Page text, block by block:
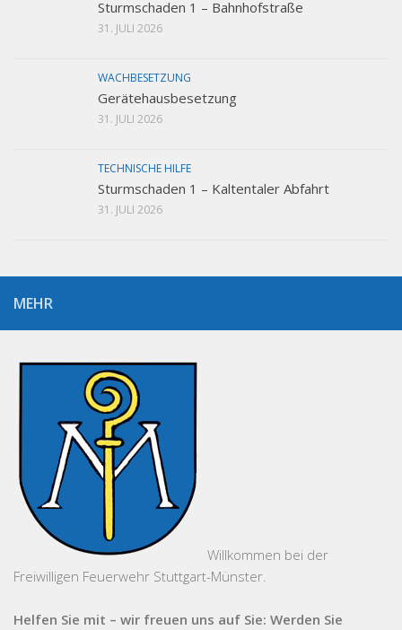
Sturmschaden 1 – Bahnhofstraße
31. JULI 2026
WACHBESETZUNG
Gerätehausbesetzung
31. JULI 2026
TECHNISCHE HILFE
Sturmschaden 1 – Kaltentaler Abfahrt
31. JULI 2026
MEHR
Willkommen bei der
Freiwilligen Feuerwehr Stuttgart-Münster.
Helfen Sie mit – wir freuen uns auf Sie: Werden Sie